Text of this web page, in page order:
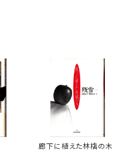
廊下に植えた林檎の木